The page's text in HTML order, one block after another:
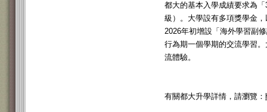
都大的基本入學成績要求為
級）。大學設有多項獎學金
2026年初增設「海外學習副
行為期一個學期的交流學習
流體驗。
有關都大升學詳情，請瀏覽：